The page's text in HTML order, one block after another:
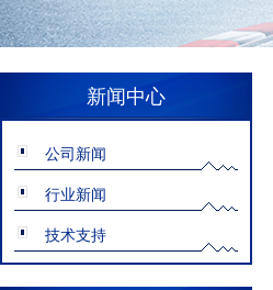
新闻中心
公司新闻
行业新闻
技术支持